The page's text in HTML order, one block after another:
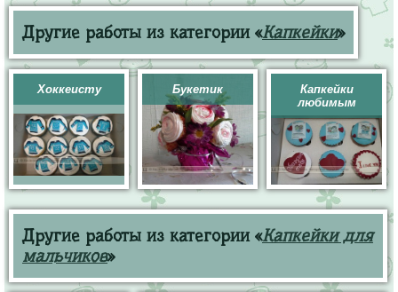
Другие работы из категории «Капкейки»
Хоккеисту Букетик
Капкейки
любимым
Другие работы из категории «Капкейки для
мальчиков»